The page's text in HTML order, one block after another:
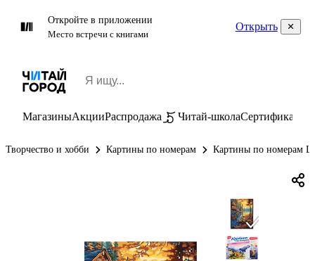
Откройте в приложении
Место встречи с книгами
Открыть
МагазиныАкцииРаспродажа Читай-школаСертификаты
Творчество и хобби Картины по номерам Картины по номерам